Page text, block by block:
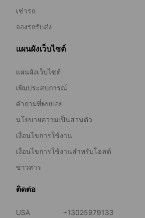
เช่ารถ
จองรถรับส่ง
แผนผังเว็บไซต์
แผนผังเว็บไซต์
เพิ่มประสบการณ์
คำถามที่พบบ่อย
นโยบายความเป็นส่วนตัว
เงื่อนไขการใช้งาน
เงื่อนไขการใช้งานสำหรับโฮสต์
ข่าวสาร
ติดต่อ
USA
+13025979133